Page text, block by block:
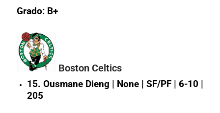
Grado: B+
Boston Celtics
15. Ousmane Dieng | None | SF/PF | 6-10 |
205